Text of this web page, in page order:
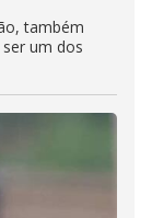
também
um dos